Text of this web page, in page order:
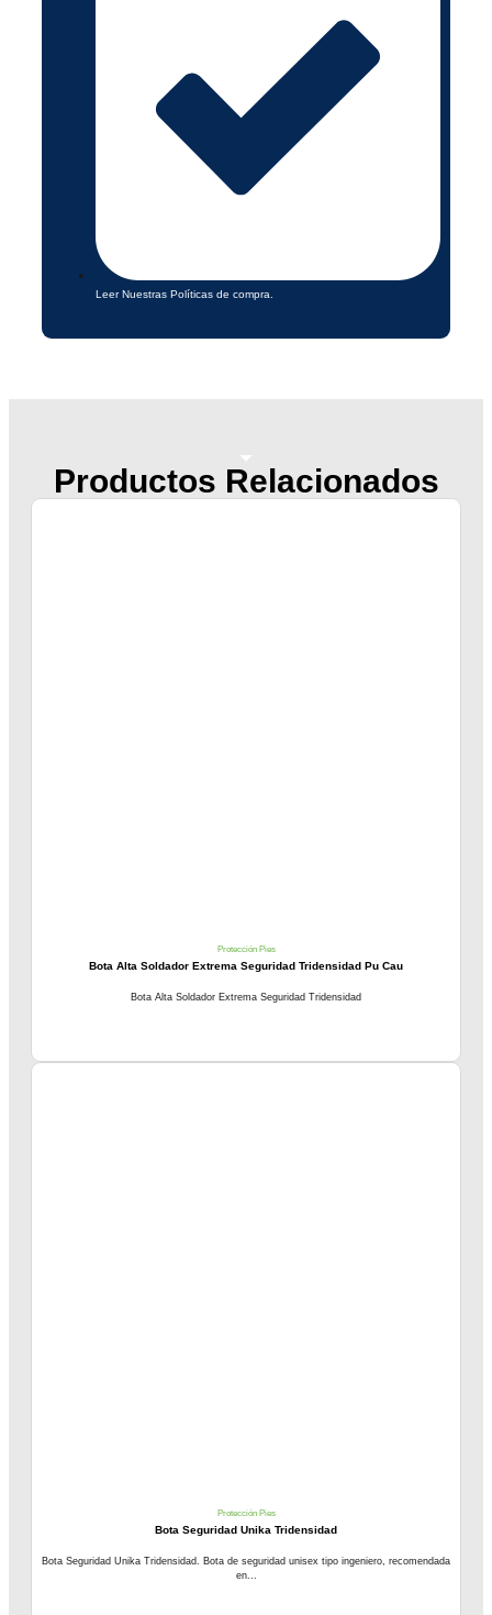
Leer Nuestras Políticas de compra.
Productos Relacionados
Protección Pies
Bota Alta Soldador Extrema Seguridad Tridensidad Pu Cau
Bota Alta Soldador Extrema Seguridad Tridensidad
Protección Pies
Bota Seguridad Unika Tridensidad
Bota Seguridad Unika Tridensidad. Bota de seguridad unisex tipo ingeniero, recomendada
en...